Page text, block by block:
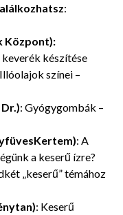
:
Központ):
készítése
Illóolajok színei –
: Gyógygombák –
: A
a keserű ízre?
„keserű” témához
: Keserű